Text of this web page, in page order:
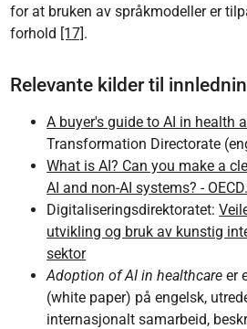
for at bruken av språkmodeller er
forhold [17].
Relevante kilder til
A buyer's guide to AI in health
Transformation Directorate
What is AI? Can you make a
AI and non-AI systems? -
Digitaliseringsdirektoratet:
utvikling og bruk av kunstig
sektor
Adoption of AI in healthcare er
(white paper) på engelsk,
internasjonalt samarbeid,